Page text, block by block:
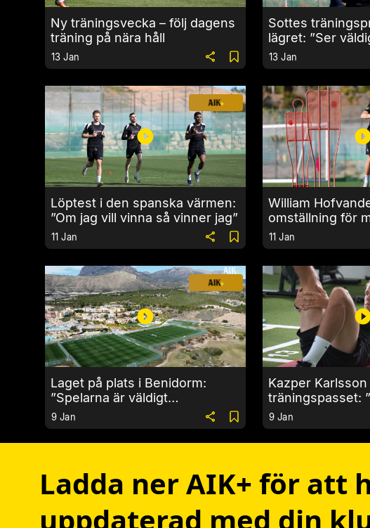
Ny träningsvecka – följ dagens
träning på nära håll
13 Jan
Sottes
lägret: ”Ser
ut”
13 Jan
Löptest i den spanska värmen:
”Om jag vill vinna så vinner jag”
11 Jan
William
omställning för
11 Jan
Laget på plats i Benidorm:
”Spelarna är väldigt
motiverade”
9 Jan
Kazper
träningspasset:
hittills”
9 Jan
Ladda ner AIK+ för att
uppdaterad med din